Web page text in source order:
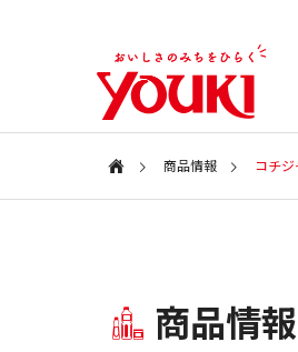
特集ページ
SPECIAL
会社情報
商品情報 コチ
商品情報